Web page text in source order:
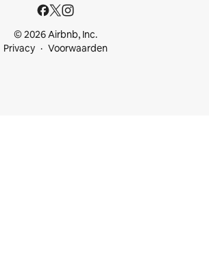
© 2026 Airbnb, Inc.
Privacy
Voorwaarden